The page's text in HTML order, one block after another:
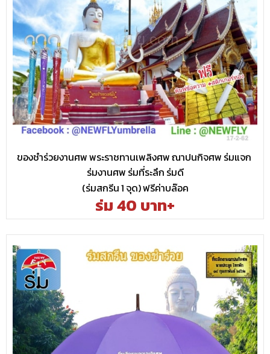
ของชำร่วยงานศพ พระราชทานเพลิงศพ ณาปนกิจศพ ร่มแจก
ร่มงานศพ ร่มที่ระลึก ร่มดี
(ร่มสกรีน 1 จุด) ฟรีค่าบล๊อค
ร่ม 40 บาท+